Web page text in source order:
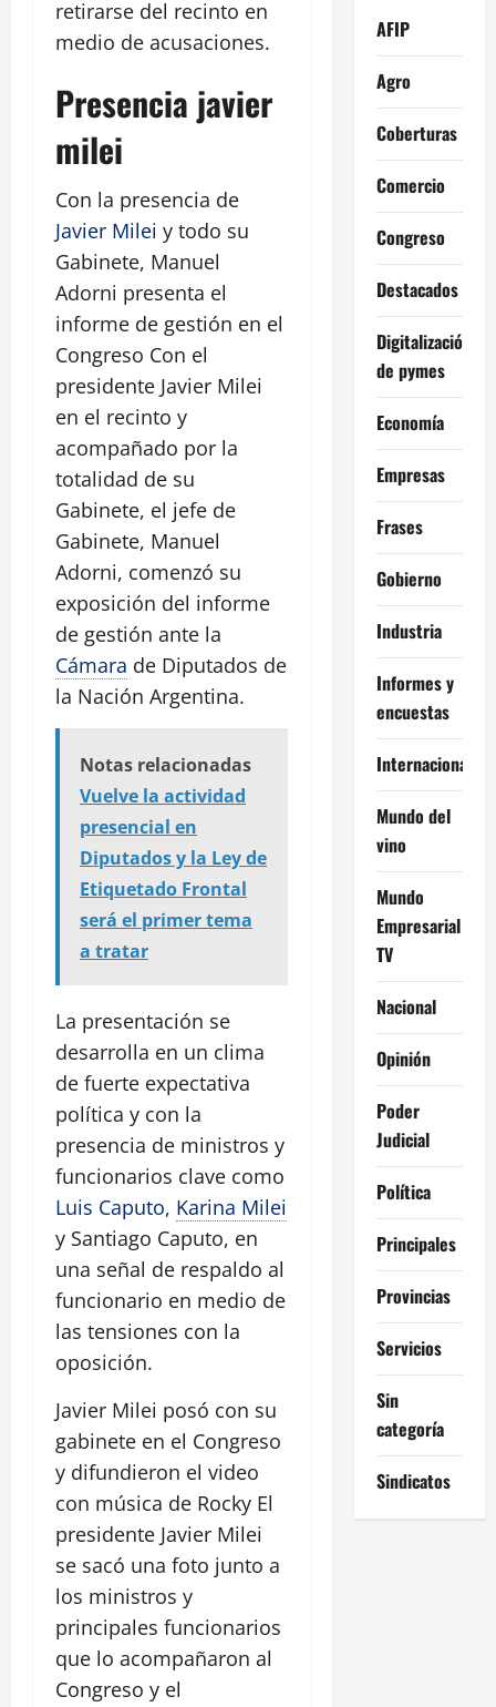
retirarse del recinto en
medio de acusaciones.
Presencia javier
milei
Con la presencia de
Javier Milei y todo su
Gabinete, Manuel
Adorni presenta el
informe de gestión en el
Congreso Con el
presidente Javier Milei
en el recinto y
acompañado por la
totalidad de su
Gabinete, el jefe de
Gabinete, Manuel
Adorni, comenzó su
exposición del informe
de gestión ante la
Cámara de Diputados de
la Nación Argentina.
Notas relacionadas
Vuelve la actividad
presencial en
Diputados y la Ley de
Etiquetado Frontal
será el primer tema
a tratar
La presentación se
desarrolla en un clima
de fuerte expectativa
política y con la
presencia de ministros y
funcionarios clave como
Luis Caputo, Karina Milei
y Santiago Caputo, en
una señal de respaldo al
funcionario en medio de
las tensiones con la
oposición.
Javier Milei posó con su
gabinete en el Congreso
y difundieron el video
con música de Rocky El
presidente Javier Milei
se sacó una foto junto a
los ministros y
principales funcionarios
que lo acompañaron al
Congreso y el
AFIP
Agro
Coberturas
Comercio
Congreso
Destacados
Digitalización
de pymes
Economía
Empresas
Frases
Gobierno
Industria
Informes y
encuestas
Internacional
Mundo del
vino
Mundo
Empresarial
TV
Nacional
Opinión
Poder
Judicial
Política
Principales
Provincias
Servicios
Sin
categoría
Sindicatos